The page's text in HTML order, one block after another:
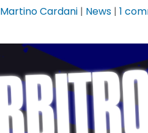
Martino Cardani | News | 1